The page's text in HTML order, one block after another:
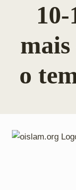
mais
o